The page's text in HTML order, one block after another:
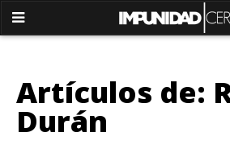
Artículos de:
Durán